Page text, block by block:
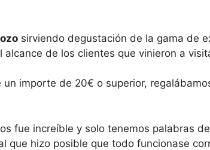
sirviendo degustación de la gama de
de los clientes que vinieron a
importe de 20€ o superior,
fue increíble y solo tenemos palabras
que hizo posible que todo funcionase